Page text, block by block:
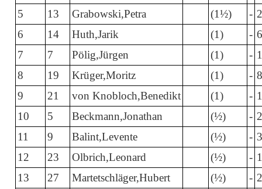
5
13 Grabowski,Petra (1½) -
6
14 Huth,Jarik (1) - 6
7
7 Pölig,Jürgen (1) -
8
19 Krüger,Moritz (1) - 8
9
21 von Knobloch,Benedikt (1) -
10
5 Beckmann,Jonathan (½) -
11
9 Balint,Levente (½) -
12
23 Olbrich,Leonard (½) -
13
27 Martetschläger,Hubert (½) -